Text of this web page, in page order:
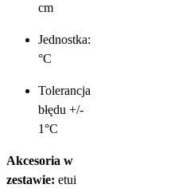
cm
Jednostka:
°C
Tolerancja
błędu +/-
1°C
Akcesoria w
zestawie: etui